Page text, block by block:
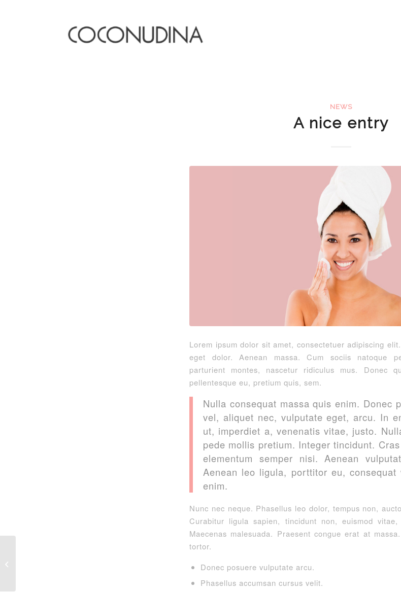
NEWS
A nice entry
Lorem ipsum dolor sit amet, consectetuer adipiscing
eget dolor. Aenean massa. Cum sociis natoque
parturient montes, nascetur ridiculus mus. Donec
pellentesque eu, pretium quis, sem.
Nulla consequat massa quis enim. Donec
vel, aliquet nec, vulputate eget, arcu. In
ut, imperdiet a, venenatis vitae, justo.
pede mollis pretium. Integer tincidunt.
elementum semper nisi. Aenean
Aenean leo ligula, porttitor eu,
enim.
Nunc nec neque. Phasellus leo dolor, tempus non,
Curabitur ligula sapien, tincidunt non, euismod
Maecenas malesuada. Praesent congue erat at
tortor.
Donec posuere vulputate arcu.
Phasellus accumsan cursus velit.